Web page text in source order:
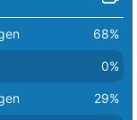
10%
2%
56%
36%
68%
0%
29%